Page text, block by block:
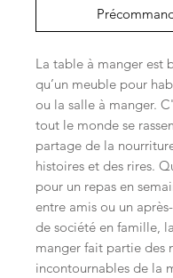
La table à manger est
qu’un meuble pour
ou la salle à manger.
tout le monde se
partage de la
histoires et des rires.
pour un repas en
entre amis ou un
de société en famille,
manger fait partie des
incontournables de la